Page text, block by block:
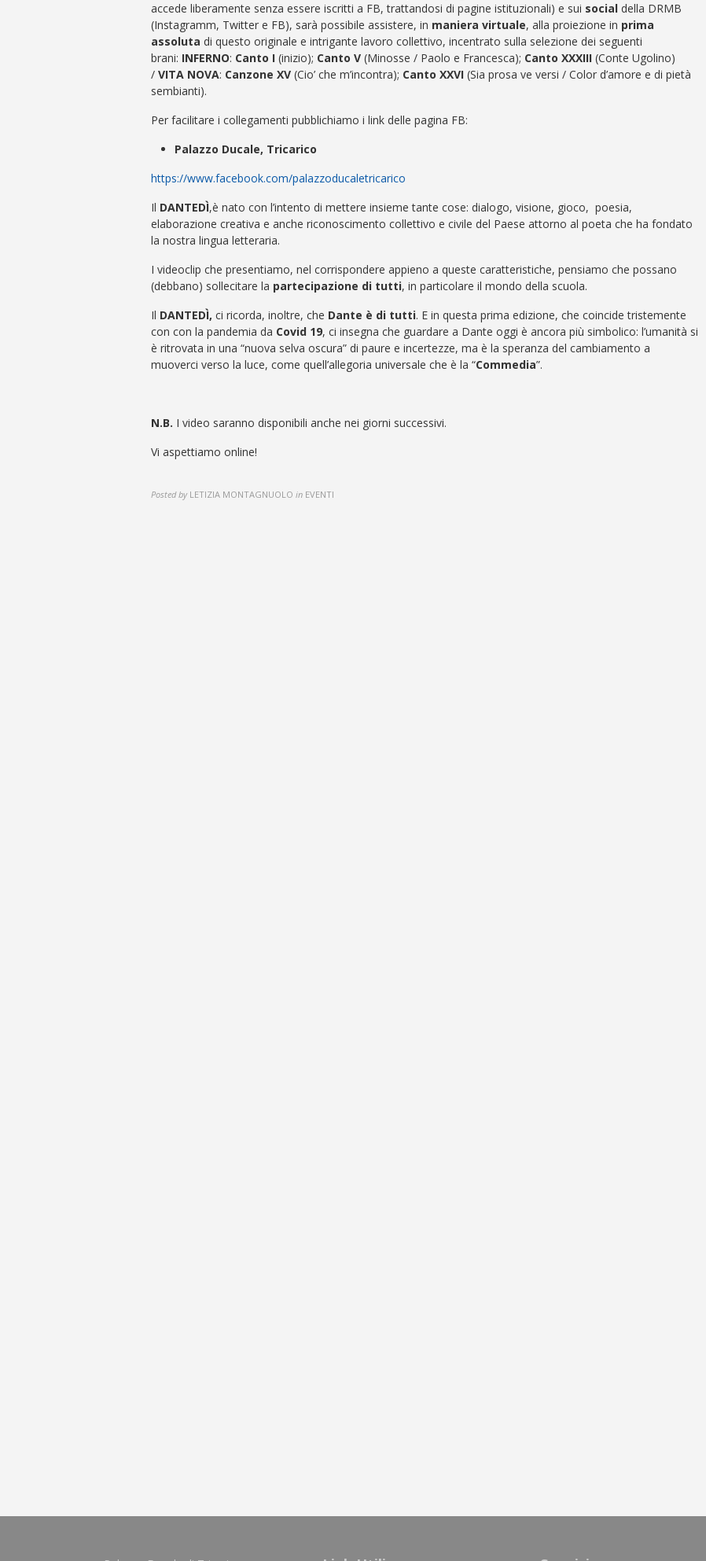
accede liberamente senza essere iscritti a FB, trattandosi di pagine istituzionali) e sui social della DRMB
(Instagramm, Twitter e FB), sarà possibile assistere, in maniera virtuale, alla proiezione in prima
assoluta di questo originale e intrigante lavoro collettivo, incentrato sulla selezione dei seguenti
brani: INFERNO: Canto I (inizio); Canto V (Minosse / Paolo e Francesca); Canto XXXIII (Conte Ugolino)
/ VITA NOVA: Canzone XV (Cio’ che m’incontra); Canto XXVI (Sia prosa ve versi / Color d’amore e di pietà
sembianti).
Per facilitare i collegamenti pubblichiamo i link delle pagina FB:
Palazzo Ducale, Tricarico
https://www.facebook.com/palazzoducaletricarico
Il DANTEDÌ,è nato con l’intento di mettere insieme tante cose: dialogo, visione, gioco, poesia,
elaborazione creativa e anche riconoscimento collettivo e civile del Paese attorno al poeta che ha fondato
la nostra lingua letteraria.
I videoclip che presentiamo, nel corrispondere appieno a queste caratteristiche, pensiamo che possano
(debbano) sollecitare la partecipazione di tutti, in particolare il mondo della scuola.
Il DANTEDÌ, ci ricorda, inoltre, che Dante è di tutti. E in questa prima edizione, che coincide tristemente
con con la pandemia da Covid 19, ci insegna che guardare a Dante oggi è ancora più simbolico: l’umanità si
è ritrovata in una “nuova selva oscura” di paure e incertezze, ma è la speranza del cambiamento a
muoverci verso la luce, come quell’allegoria universale che è la “Commedia”.
N.B. I video saranno disponibili anche nei giorni successivi.
Vi aspettiamo online!
Posted by LETIZIA MONTAGNUOLO in EVENTI